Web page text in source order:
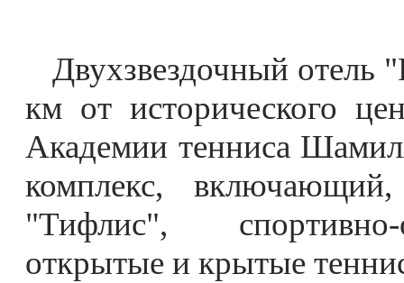
Двухзвездочный отель
км от исторического
Академии тенниса
комплекс,
"Тифлис", спортивно-
открытые и крытые